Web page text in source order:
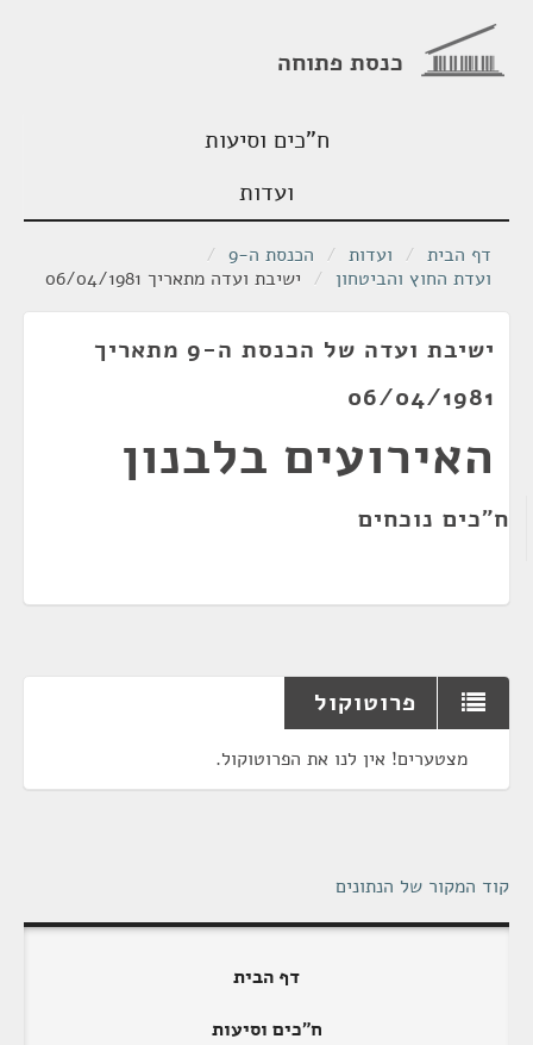
כנסת פתוחה
ח"כים וסיעות
ועדות
דף הבית / ועדות / הכנסת ה-9
/
ועדת החוץ והביטחון / ישיבת ועדה מתאריך 06/04/1981
ישיבת ועדה של הכנסת ה-9 מתאריך
06/04/1981
האירועים בלבנון
ח"כים נוכחים
פרוטוקול
מצטערים! אין לנו את הפרוטוקול.
קוד המקור של הנתונים
דף הבית
ח"כים וסיעות